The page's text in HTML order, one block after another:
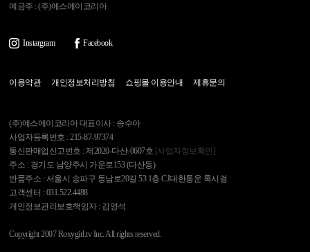
예금주 : (주)에스에이코리아
Instargram Facebook
이용약관 개인정보처리방침 쇼핑몰 이용안내 제휴문의
(주)에스에이코리아 대표이사 : 송수아
사업자등록번호 : 215-87-97374
통신판매업신고번호 : 제2020-다산-0607호 [사업자정보확인]
주소 : 경기도 남양주시 가운로153 (다산동)
반품주소 : 서울시 송파구 동남로20길 53 1층 CJ대한통운 록시걸
고객센터 : 031.522.4488
개인정보관리보호책임자 : 김영석
Copyright 2007 Roxygirl.tv Inc. All rights reserved.